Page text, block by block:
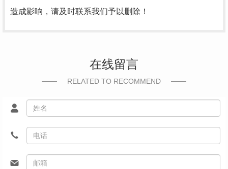
造成影响，请及时联系我们予以删除！
在线留言
RELATED TO RECOMMEND